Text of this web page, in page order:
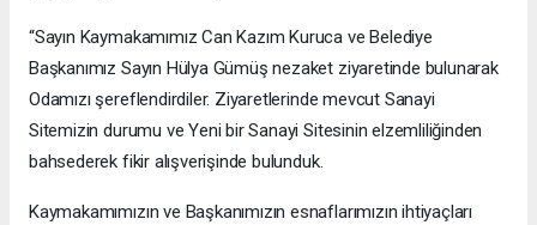
“Sayın Kaymakamımız Can Kazım Kuruca ve Belediye
Başkanımız Sayın Hülya Gümüş nezaket ziyaretinde bulunarak
Odamızı şereflendirdiler. Ziyaretlerinde mevcut Sanayi
Sitemizin durumu ve Yeni bir Sanayi Sitesinin elzemliliğinden
bahsederek fikir alışverişinde bulunduk.
Kaymakamımızın ve Başkanımızın esnaflarımızın ihtiyaçları